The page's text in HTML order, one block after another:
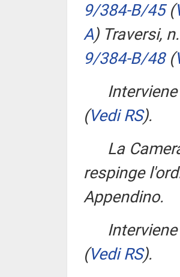
9/384-B/45 (
A)Traversi, n.
9/384-B/48 (
(Vedi RS).
La
respinge
Appendino.
(Vedi RS).